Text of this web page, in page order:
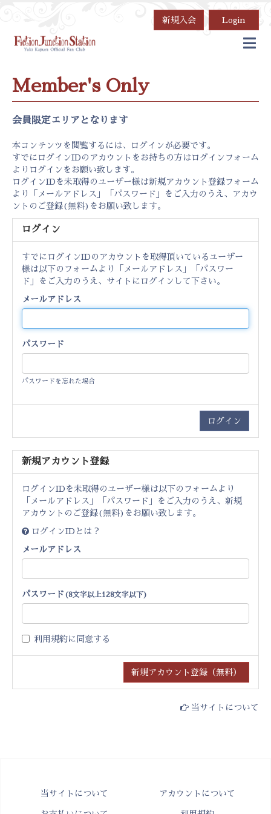
新規入会 Login
Member's Only
会員限定エリアとなります
本コンテンツを閲覧するには、ログインが必要です。
すでにログインIDのアカウントをお持ちの方はログインフォーム
よりログインをお願い致します。
ログインIDを未取得のユーザー様は新規アカウント登録フォーム
より「メールアドレス」「パスワード」をご入力のうえ、アカウ
ントのご登録(無料)をお願い致します。
ログイン
すでにログインIDのアカウントを取得頂いているユーザー
様は以下のフォームより「メールアドレス」「パスワー
ド」をご入力のうえ、サイトにログインして下さい。
メールアドレス
パスワード
パスワードを忘れた場合
新規アカウント登録
ログインIDを未取得のユーザー様は以下のフォームより
「メールアドレス」「パスワード」をご入力のうえ、新規
アカウントのご登録(無料)をお願い致します。
ログインIDとは？
メールアドレス
パスワード (8文字以上128文字以下)
利用規約に同意する
当サイトについて
当サイトについて アカウントについて